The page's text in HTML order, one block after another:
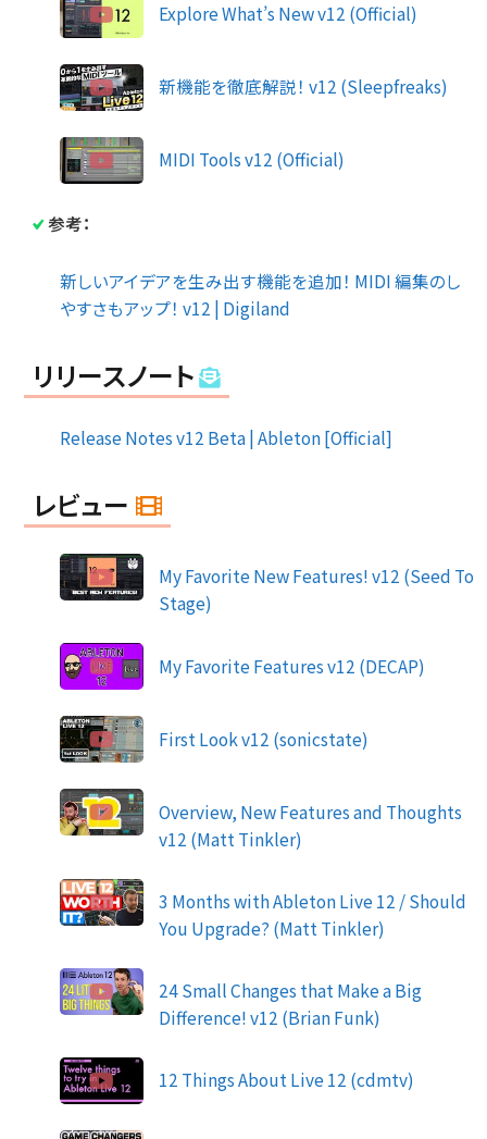
Explore What’s New v12 (Official)
新機能を徹底解説！ v12 (Sleepfreaks)
MIDI Tools v12 (Official)
参考：
新しいアイデアを生み出す機能を追加！ MIDI 編集のし
やすさもアップ！ v12 | Digiland
リリースノート
Release Notes v12 Beta | Ableton [Official]
レビュー
My Favorite New Features! v12 (Seed To
Stage)
My Favorite Features v12 (DECAP)
First Look v12 (sonicstate)
Overview, New Features and Thoughts
v12 (Matt Tinkler)
3 Months with Ableton Live 12 / Should
You Upgrade? (Matt Tinkler)
24 Small Changes that Make a Big
Difference! v12 (Brian Funk)
12 Things About Live 12 (cdmtv)